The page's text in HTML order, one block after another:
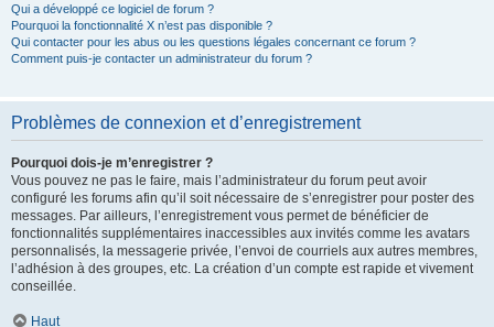
Qui a développé ce logiciel de forum ?
Pourquoi la fonctionnalité X n’est pas disponible ?
Qui contacter pour les abus ou les questions légales concernant ce forum ?
Comment puis-je contacter un administrateur du forum ?
Problèmes de connexion et d’enregistrement
Pourquoi dois-je m’enregistrer ?
Vous pouvez ne pas le faire, mais l’administrateur du forum peut avoir
configuré les forums afin qu’il soit nécessaire de s’enregistrer pour poster des
messages. Par ailleurs, l’enregistrement vous permet de bénéficier de
fonctionnalités supplémentaires inaccessibles aux invités comme les avatars
personnalisés, la messagerie privée, l’envoi de courriels aux autres membres,
l’adhésion à des groupes, etc. La création d’un compte est rapide et vivement
conseillée.
Haut